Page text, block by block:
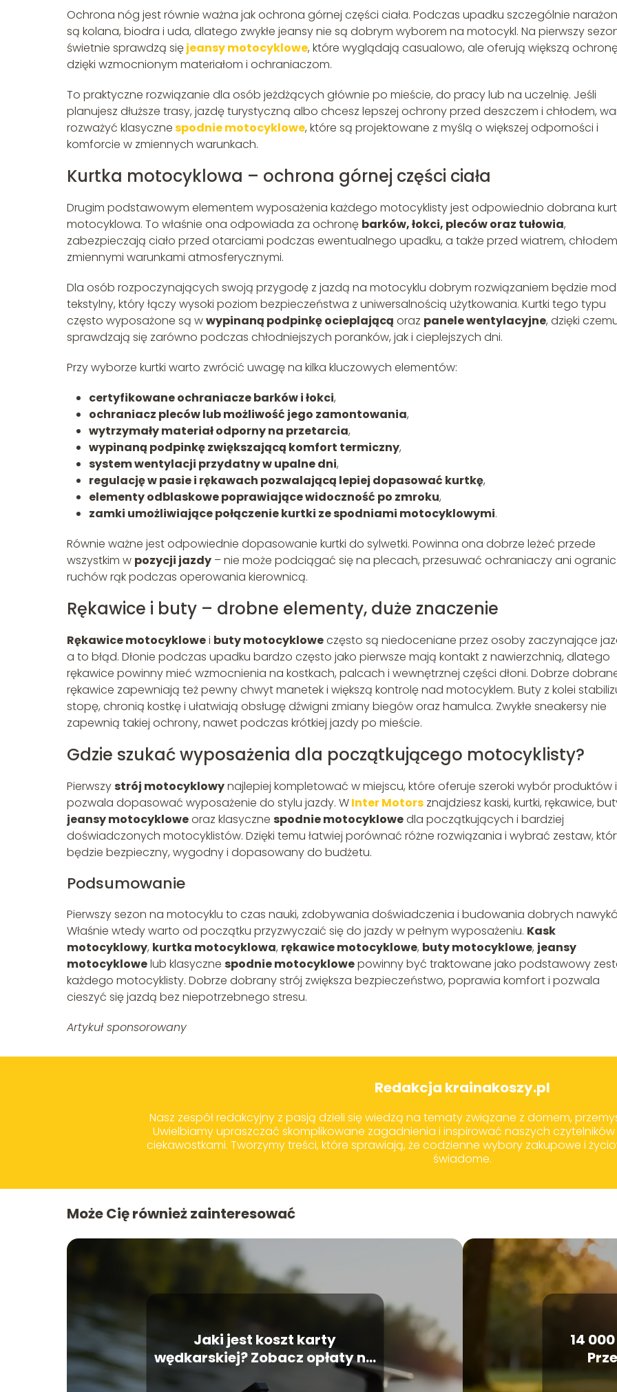
Ochrona nóg jest równie ważna jak ochrona górnej części ciała. Podczas upadku szczególnie
są kolana, biodra i uda, dlatego zwykłe jeansy nie są dobrym wyborem na motocykl. Na pierwszy
świetnie sprawdzą sięjeansy motocyklowe, które wyglądają casualowo, ale oferują większą
dzięki wzmocnionym materiałom i ochraniaczom.
To praktyczne rozwiązanie dla osób jeżdżących głównie po mieście, do pracy lub na uczelnię. Jeśli
planujesz dłuższe trasy, jazdę turystyczną albo chcesz lepszej ochrony przed deszczem i chłodem,
rozważyć klasycznespodnie motocyklowe, które są projektowane z myślą o większej odporności i
komforcie w zmiennych warunkach.
Kurtka motocyklowa – ochrona górnej części ciała
Drugim podstawowym elementem wyposażenia każdego motocyklisty jest odpowiednio dobrana
motocyklowa. To właśnie ona odpowiada za ochronę barków, łokci, pleców oraz tułowia,
zabezpieczają ciało przed otarciami podczas ewentualnego upadku, a także przed wiatrem,
zmiennymi warunkami atmosferycznymi.
Dla osób rozpoczynających swoją przygodę z jazdą na motocyklu dobrym rozwiązaniem będzie
tekstylny, który łączy wysoki poziom bezpieczeństwa z uniwersalnością użytkowania. Kurtki tego typu
często wyposażone są wwypinaną podpinkę ocieplającą oraz panele wentylacyjne, dzięki
sprawdzają się zarówno podczas chłodniejszych poranków, jak i cieplejszych dni.
Przy wyborze kurtki warto zwrócić uwagę na kilka kluczowych elementów:
certyfikowane ochraniacze barków i łokci,
ochraniacz pleców lub możliwość jego zamontowania,
wytrzymały materiał odporny na przetarcia,
wypinaną podpinkę zwiększającą komfort termiczny,
system wentylacji przydatny w upalne dni,
regulację w pasie i rękawach pozwalającą lepiej dopasować kurtkę,
elementy odblaskowe poprawiające widoczność po zmroku,
zamki umożliwiające połączenie kurtki ze spodniami motocyklowymi.
Równie ważne jest odpowiednie dopasowanie kurtki do sylwetki. Powinna ona dobrze leżeć przede
wszystkim w pozycji jazdy – nie może podciągać się na plecach, przesuwać ochraniaczy ani
ruchów rąk podczas operowania kierownicą.
Rękawice i buty – drobne elementy, duże znaczenie
Rękawice motocyklowei buty motocykloweczęsto są niedoceniane przez osoby zaczynające
a to błąd. Dłonie podczas upadku bardzo często jako pierwsze mają kontakt z nawierzchnią, dlatego
rękawice powinny mieć wzmocnienia na kostkach, palcach i wewnętrznej części dłoni. Dobrze
rękawice zapewniają też pewny chwyt manetek i większą kontrolę nad motocyklem. Buty z kolei
stopę, chronią kostkę i ułatwiają obsługę dźwigni zmiany biegów oraz hamulca. Zwykłe sneakersy nie
zapewnią takiej ochrony, nawet podczas krótkiej jazdy po mieście.
Gdzie szukać wyposażenia dla początkującego motocyklisty?
Pierwszystrój motocyklowynajlepiej kompletować w miejscu, które oferuje szeroki wybór produktów i
pozwala dopasować wyposażenie do stylu jazdy. WInter Motors znajdziesz kaski, kurtki, rękawice,
jeansy motocykloweoraz klasyczne spodnie motocyklowedla początkujących i bardziej
doświadczonych motocyklistów. Dzięki temu łatwiej porównać różne rozwiązania i wybrać zestaw,
będzie bezpieczny, wygodny i dopasowany do budżetu.
Podsumowanie
Pierwszy sezon na motocyklu to czas nauki, zdobywania doświadczenia i budowania dobrych
Właśnie wtedy warto od początku przyzwyczaić się do jazdy w pełnym wyposażeniu. Kask
motocyklowy, kurtka motocyklowa, rękawice motocyklowe, buty motocyklowe, jeansy
motocyklowelub klasyczne spodnie motocyklowepowinny być traktowane jako podstawowy
każdego motocyklisty. Dobrze dobrany strój zwiększa bezpieczeństwo, poprawia komfort i pozwala
cieszyć się jazdą bez niepotrzebnego stresu.
Artykuł sponsorowany
Redakcja krainakoszy.pl
Nasz zespół redakcyjny z pasją dzieli się wiedzą na tematy związane z domem,
Uwielbiamy upraszczać skomplikowane zagadnienia i inspirować naszych
ciekawostkami. Tworzymy treści, które sprawiają, że codzienne wybory zakupowe i
świadome.
Może Cię również zainteresować
Jaki jest koszt karty
wędkarskiej? Zobacz opłaty na
14